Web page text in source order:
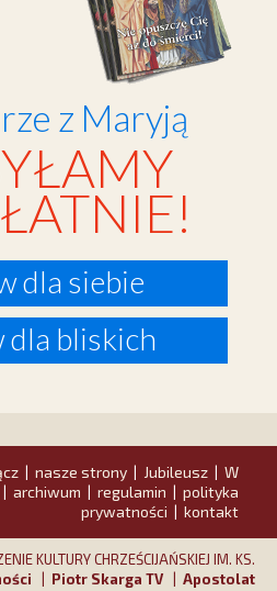
z Maryją
dla siebie
dla bliskich
nasze strony Jubileusz
W
archiwum regulamin
polityka
prywatności
kontakt
KULTURY CHRZEŚCIJAŃSKIEJ IM. KS.
Piotr Skarga TV
Apostolat